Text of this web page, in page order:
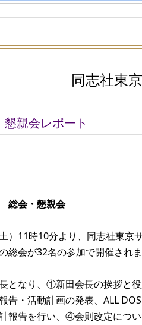
同志社東
親会レポート
総会・懇親会
）11時10分より、同志社東京
総会が32名の参加で開催されま
となり、①新田会長の挨拶と役
・活動計画の発表、ALL
報告を行い、④会則改定につい